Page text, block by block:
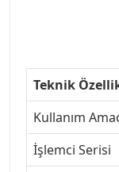
Teknik
Kullanım
İşlemci Serisi